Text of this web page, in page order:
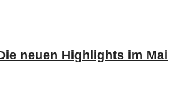
neuen Highlights im Mai